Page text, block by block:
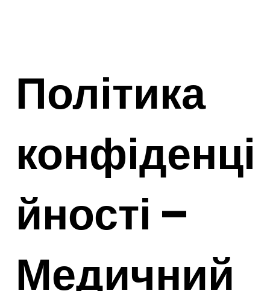
Політика
конфіденці
йності –
Медичний